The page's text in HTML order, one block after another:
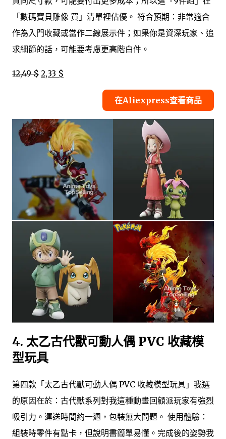
「數碼寶貝雕像 買」清單裡佔優。 符合預期：非常適合
作為入門收藏或當作二線展示件；如果你是資深玩家、追
求細節的話，可能要考慮更高階白件。
12,49 $ 2,33 $
在Aliexpress查看商品
4. 太乙古代獸可動人偶 PVC 收藏模
型玩具
第四款「太乙古代獸可動人偶 PVC 收藏模型玩具」我選
的原因在於：古代獸系列對我這種動畫回顧派玩家有強烈
吸引力。運送時間約一週，包裝無大問題。 使用體驗：
組裝時零件有點卡，但說明書簡單易懂。完成後的姿勢我